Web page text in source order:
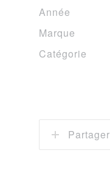
Année
Marque
Catégorie
Partager